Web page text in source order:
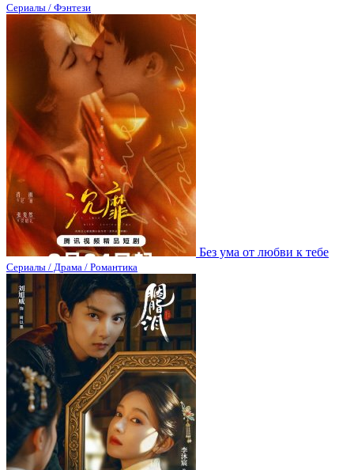
Сериалы / Фэнтези
Без ума от любви к тебе
Сериалы / Драма / Романтика